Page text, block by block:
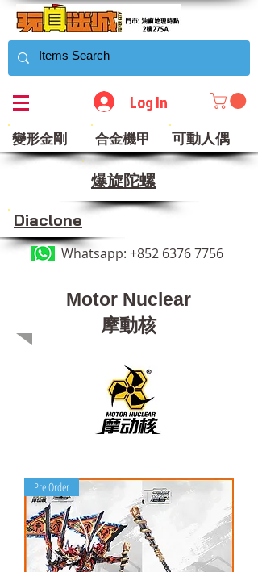
Log In
變形金剛 合金機甲 可動人偶
​爆旋陀螺
Diaclone
Whatsapp: +852 6376 7756
Motor Nuclear
摩動核
Pre Order